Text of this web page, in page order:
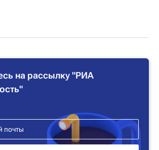
на рассылку "РИА